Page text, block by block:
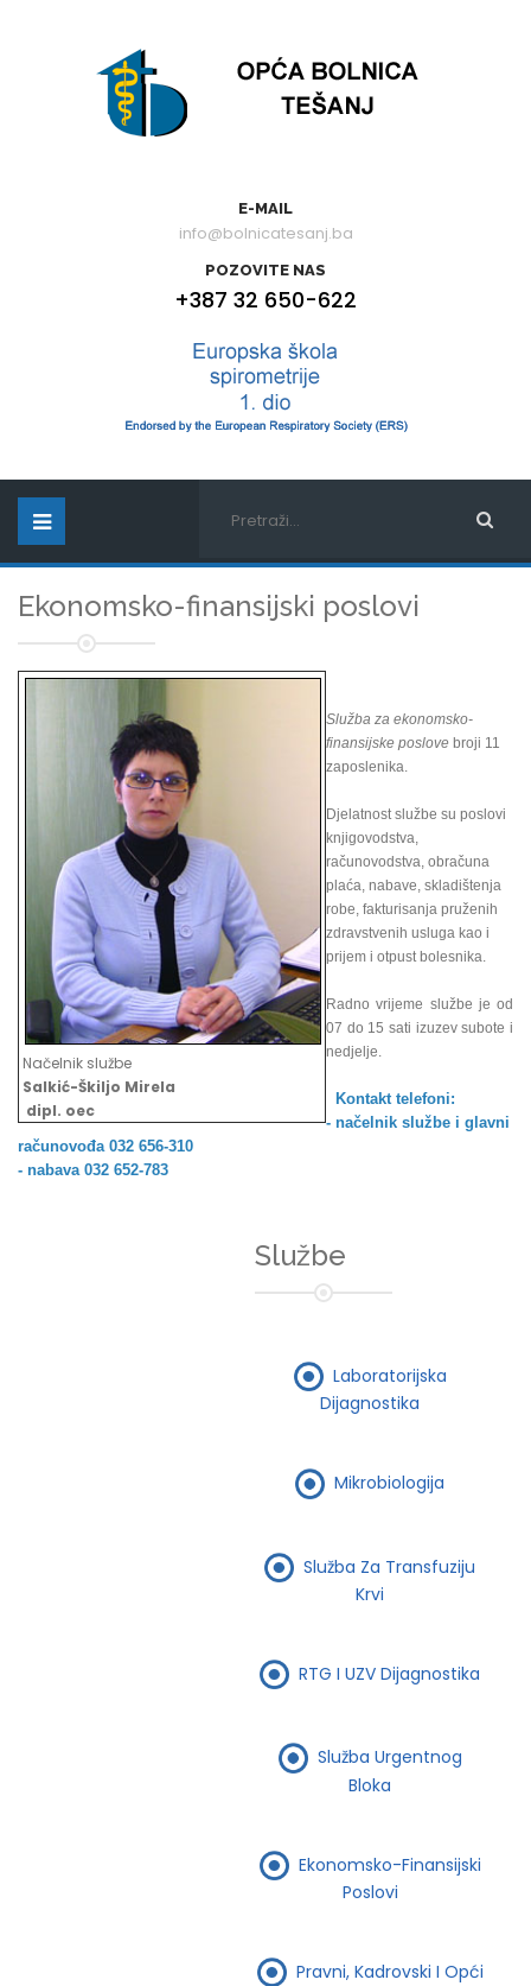
E-MAIL
info@bolnicatesanj.ba
POZOVITE NAS
+387 32 650-622
Ekonomsko-finansijski poslovi
Načelnik službe
Salkić-Škiljo Mirela
dipl. oec
Služba za ekonomsko-
finansijske poslove broji 11
zaposlenika.
Djelatnost službe su poslovi
knjigovodstva,
računovodstva, obračuna
plaća, nabave, skladištenja
robe, fakturisanja pruženih
zdravstvenih usluga kao i
prijem i otpust bolesnika.
Radno vrijeme službe je od
07 do 15 sati izuzev subote i
nedjelje.
Kontakt telefoni:
- načelnik službe i glavni
računovođa 032 656-310
- nabava 032 652-783
Službe
Laboratorijska
Dijagnostika
Mikrobiologija
Služba Za Transfuziju
Krvi
RTG I UZV Dijagnostika
Služba Urgentnog
Bloka
Ekonomsko-Finansijski
Poslovi
Pravni, Kadrovski I Opći